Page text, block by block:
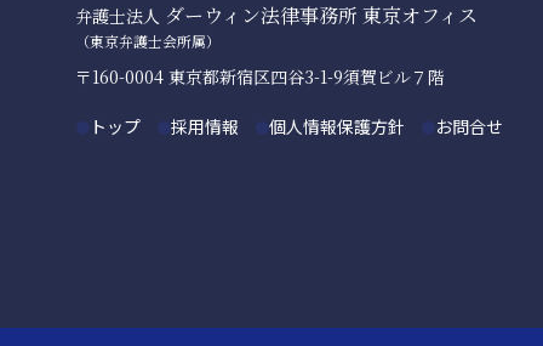
弁護士法人 ダーウィン法律事務所 東京オフィス
（東京弁護士会所属）
〒160-0004 東京都新宿区四谷3-1-9須賀ビル７階
● トップ ●採用情報 ●個人情報保護方針 ●お問合せ